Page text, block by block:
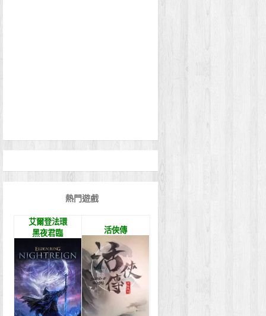
熱門遊戲
艾爾登法環
黑夜君臨
活俠傳